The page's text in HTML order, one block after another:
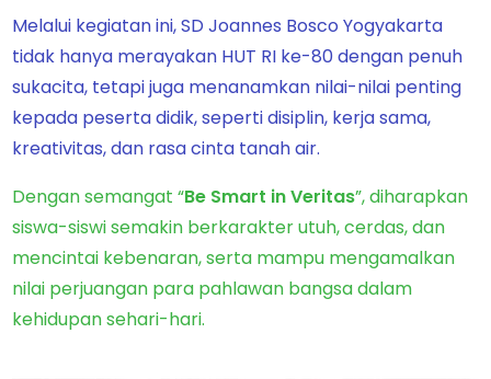
Melalui kegiatan ini, SD Joannes Bosco Yogyakarta
tidak hanya merayakan HUT RI ke-80 dengan penuh
sukacita, tetapi juga menanamkan nilai-nilai penting
kepada peserta didik, seperti disiplin, kerja sama,
kreativitas, dan rasa cinta tanah air.
Dengan semangat “Be Smart in Veritas”, diharapkan
siswa-siswi semakin berkarakter utuh, cerdas, dan
mencintai kebenaran, serta mampu mengamalkan
nilai perjuangan para pahlawan bangsa dalam
kehidupan sehari-hari.